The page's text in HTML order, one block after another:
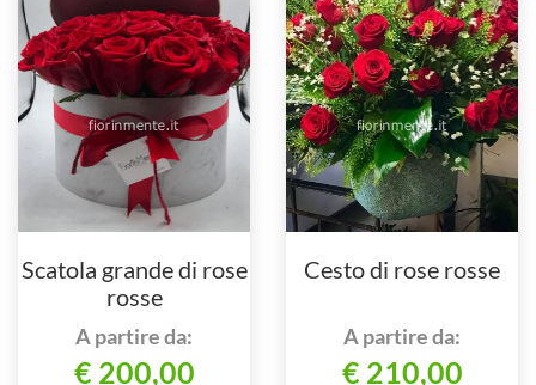
Scatola grande di rose
rosse
A partire da:
€ 200,00
Cesto di rose rosse
A partire da:
€ 210,00